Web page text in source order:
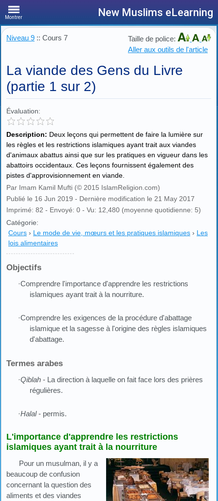
Montrer New Muslims eLearning
Niveau 9 :: Cours 7
Taille de police:
Aller aux outils de l'article
La viande des Gens du Livre
(partie 1 sur 2)
Évaluation:
Description: Deux leçons qui permettent de faire la lumière sur
les règles et les restrictions islamiques ayant trait aux viandes
d'animaux abattus ainsi que sur les pratiques en vigueur dans les
abattoirs occidentaux. Ces leçons fournissent également des
pistes d'approvisionnement en viande.
Par Imam Kamil Mufti (© 2015 IslamReligion.com)
Publié le 16 Jun 2019 - Dernière modification le 21 May 2017
Imprimé: 82 - Envoyé: 0 - Vu: 12,480 (moyenne quotidienne: 5)
Catégorie:
Cours › Le mode de vie, mœurs et les pratiques islamiques › Les
lois alimentaires
Objectifs
·Comprendre l'importance d'apprendre les restrictions
islamiques ayant trait à la nourriture.
·Comprendre les exigences de la procédure d'abattage
islamique et la sagesse à l'origine des règles islamiques
d'abattage.
Termes arabes
·Qiblah - La direction à laquelle on fait face lors des prières
régulières.
·Halal- permis.
L'importance d'apprendre les restrictions
islamiques ayant trait à la nourriture
Pour un musulman, il y a
beaucoup de confusion
concernant la question des
aliments et des viandes